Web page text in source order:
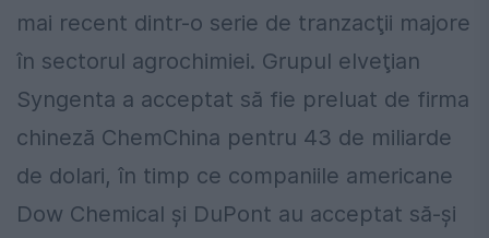
mai recent dintr-o serie de tranzacţii majore
în sectorul agrochimiei. Grupul elveţian
Syngenta a acceptat să fie preluat de firma
chineză ChemChina pentru 43 de miliarde
de dolari, în timp ce companiile americane
Dow Chemical şi DuPont au acceptat să-şi